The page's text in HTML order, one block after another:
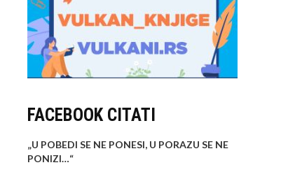
FACEBOOK CITATI
„U POBEDI SE NE PONESI, U PORAZU SE NE
PONIZI…“